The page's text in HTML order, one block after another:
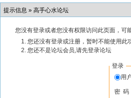
提示信息 » 高手心水论坛
您没有登录或者您没有权限访问此页面，可
您还没有登录或注册，暂时不能使用此
您还不是论坛会员,请先登录论坛
登录
用
密 码